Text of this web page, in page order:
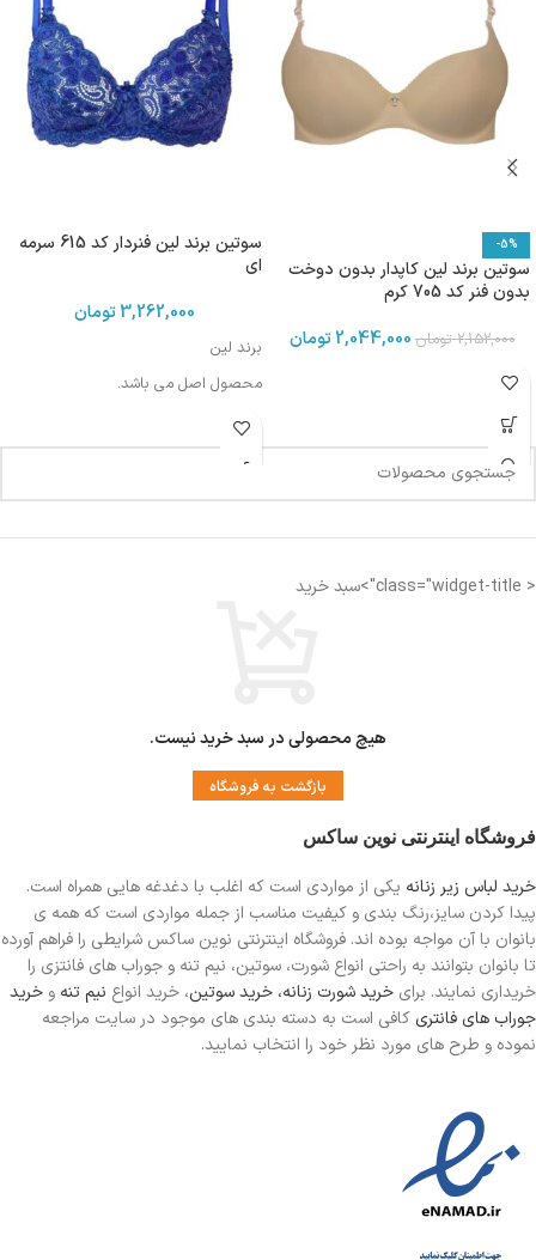
-5%
سوتین برند لین کاپدار بدون دوخت
بدون فنر کد 705 کرم
2,152,000 تومان2,044,000 تومان
سوتین برند لین فنردار کد 615 سرمه
ای
3,262,000 تومان
برند لین
محصول اصل می باشد.
< class="widget-title">سبد خرید
هیچ محصولی در سبد خرید نیست.
بازگشت به فروشگاه
فروشگاه اینترنتی نوین ساکس
خرید لباس زیر زنانه یکی از مواردی است که اغلب با دغدغه هایی همراه است.
پیدا کردن سایز،رنگ بندی و کیفیت مناسب از جمله مواردی است که همه ی
بانوان با آن مواجه بوده اند. فروشگاه اینترنتی نوین ساکس شرایطی را فراهم آورده
تا بانوان بتوانند به راحتی انواع شورت، سوتین، نیم تنه و جوراب های فانتزی را
خریداری نمایند. برای خرید شورت زنانه، خرید سوتین، خرید انواع نیم تنه و خرید
جوراب های فانتری کافی است به دسته بندی های موجود در سایت مراجعه
نموده و طرح های مورد نظر خود را انتخاب نمایید.